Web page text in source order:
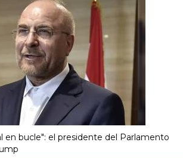
en bucle": el presidente del Parlamento